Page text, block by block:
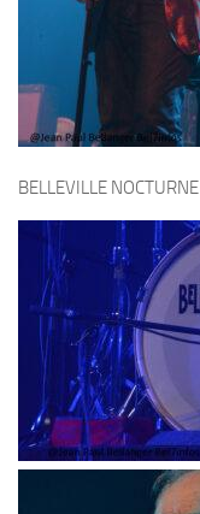
BELLEVILLE NOCTURNE